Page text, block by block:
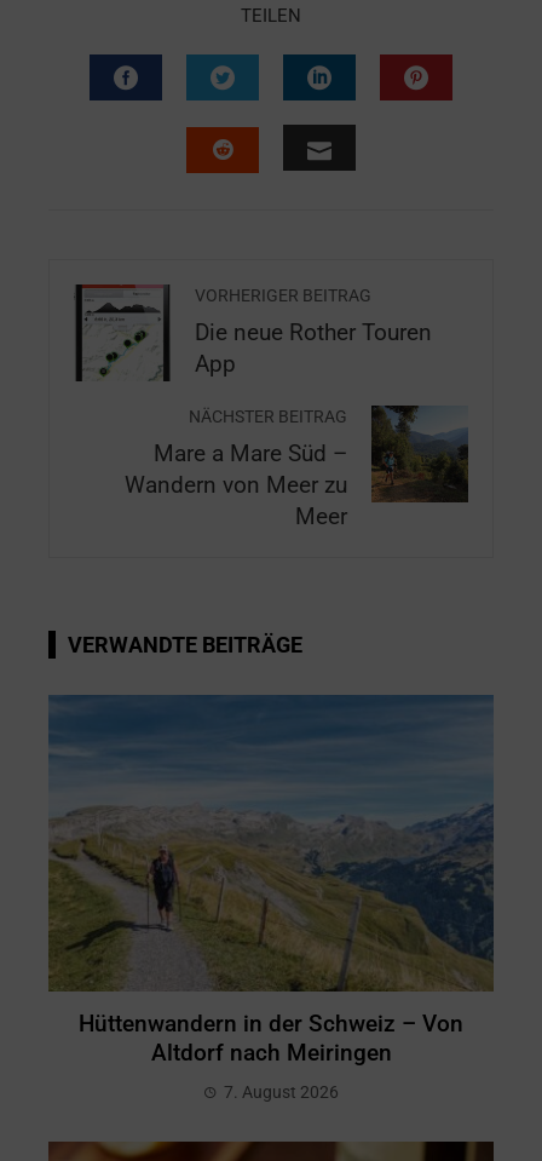
TEILEN
VORHERIGER BEITRAG
Die neue Rother Touren
App
NÄCHSTER BEITRAG
Mare a Mare Süd –
Wandern von Meer zu
Meer
VERWANDTE BEITRÄGE
Hüttenwandern in der Schweiz – Von
Altdorf nach Meiringen
7. August 2026